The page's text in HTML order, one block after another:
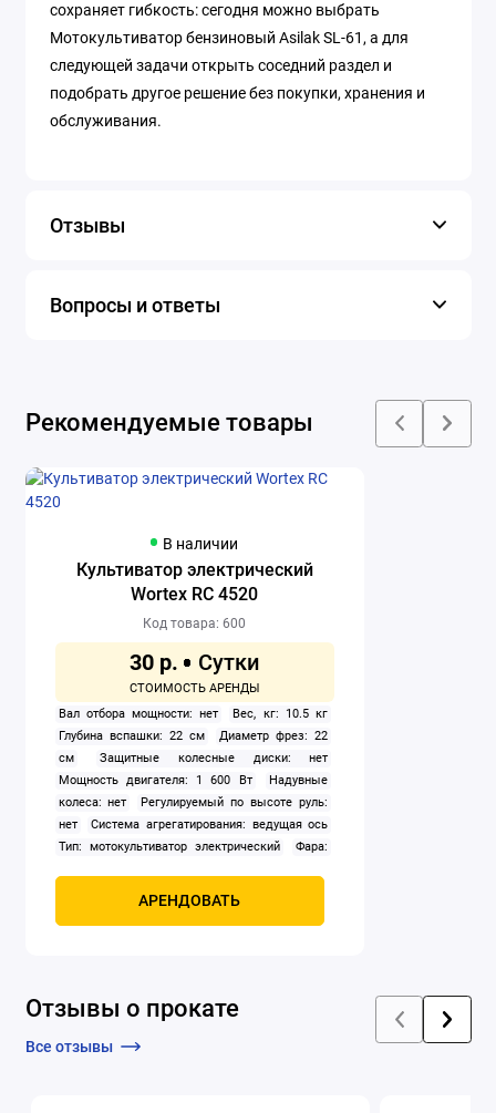
сохраняет гибкость: сегодня можно выбрать
Мотокультиватор бензиновый Asilak SL-61, а для
следующей задачи открыть соседний раздел и
подобрать другое решение без покупки, хранения и
обслуживания.
Отзывы
Вопросы и ответы
Рекомендуемые товары
В наличии
Культиватор электрический
Wortex RC 4520
Код товара: 600
30 р.
Вал отбора мощности: нет
Вес, кг: 10.5 кг
Глубина вспашки: 22 см
Диаметр фрез: 22
см
Защитные колесные диски: нет
Мощность двигателя: 1 600 Вт
Надувные
колеса: нет
Регулируемый по высоте руль:
нет
Система агрегатирования: ведущая ось
Тип: мотокультиватор электрический
Фара:
АРЕНДОВАТЬ
Отзывы о прокате
Все отзывы